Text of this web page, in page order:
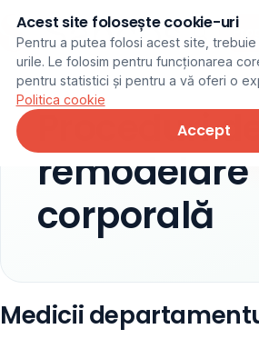
Proceduri de
remodelare
corporală
Medicii
Acest site folosește cookie-uri
Pentru a putea folosi acest site,
urile. Le folosim pentru funcționarea
pentru statistici și pentru a vă oferi o
Politica cookie
Accept